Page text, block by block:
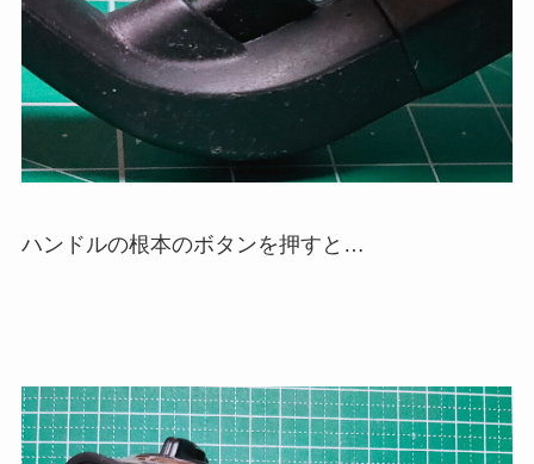
ハンドルの根本のボタンを押すと…